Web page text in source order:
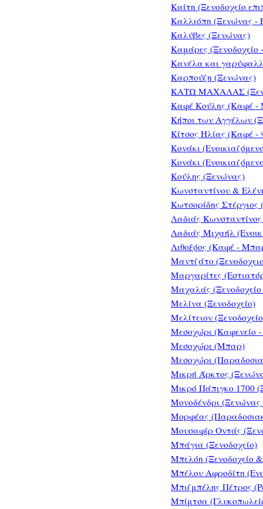
Καίτη (Ξενοδοχείο
Καλλιόπη (Ξενώνας -
Καλύβες (Ξενώνας)
Καμάρες (Ξενοδοχείο
Κανέλα και
Καρπούζη (Ξενώνας)
ΚΑΤΩ ΜΑΧΑΛΑΣ
Καφέ Κούλης (Καφέ
Κήποι των Αγγέλων
Κίτσος Ηλίας (Καφέ -
Κονάκι
Κονάκι
Κούλης (Ξενώνας)
Κωνσταντίνου &
Κωτσορίδης
Λαδιάς
Λαδιάς Μιχαήλ
Λιθοξόος (Καφέ -
Μαντζάτο
Μαργαρίτες
Μαχαλάς
Μελίνα (Ξενοδοχείο)
Μελίτειον
Μεσοχώρι (Καφενείο -
Μεσοχώρι (Μπαρ)
Μεσοχώρι
Μικρή Άρκτος
Μικρό Πάπιγκο 1700
Μονοδένδρι (Ξενώνας
Μορφέας
Μουσαφίρ Οντάς
Μπάγια (Ξενοδοχείο)
Μπελόη (Ξενοδοχείο
Μπέλου Αφροδίτη
Μπιζμπέλης Πέτρος
Μπίμτσα